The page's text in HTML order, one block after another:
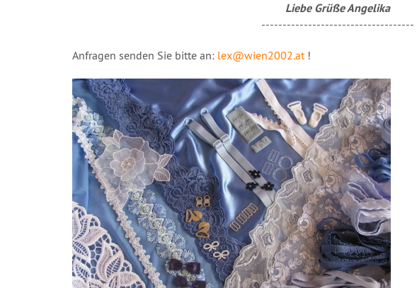
Liebe Grüße Angelika
------------------------------------
Anfragen senden Sie bitte an: lex@wien2002.at!